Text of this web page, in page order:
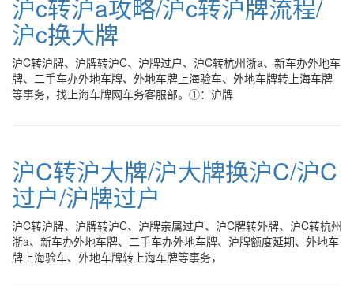
沪c转沪a攻略/沪c转沪牌流程/
沪c换大牌
沪C转沪牌、沪牌转沪C、沪牌过户、沪C转杭州浙a、新车办外地车
牌、二手车办外地车牌、外地车牌上海验车、外地车牌转上海车牌
等事务，找上海车牌网车务客服部。①：沪牌
沪C转沪大牌/沪大牌换沪C/沪C
过户/沪牌过户
沪C转沪牌、沪牌转沪C、沪牌亲属过户、沪C牌转外牌、沪C转杭州
浙a、新车办外地车牌、二手车办外地车牌、沪牌额度延期、外地车
牌上海验车、外地车牌转上海车牌等事务，